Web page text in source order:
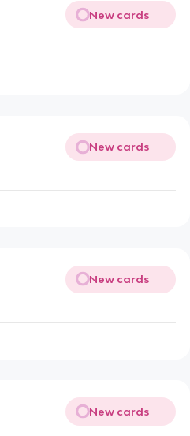
New cards
New cards
New cards
New cards